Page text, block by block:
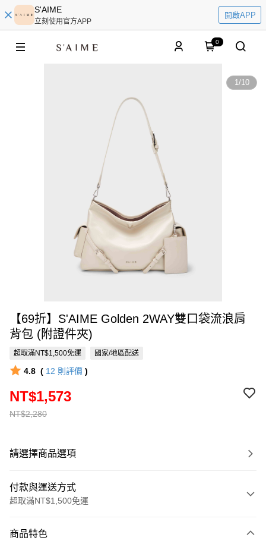
S'AIME
立刻使用官方APP
開啟APP
0
1/10
【69折】S'AIME Golden 2WAY雙口袋流浪肩
背包 (附證件夾)
超取滿NT$1,500免運 國家/地區配送
4.8 ( 12 則評價 )
NT$2,280
NT$1,573
請選擇商品選項
付款與運送方式
超取滿NT$1,500免運
信用卡一次付款
商品特色